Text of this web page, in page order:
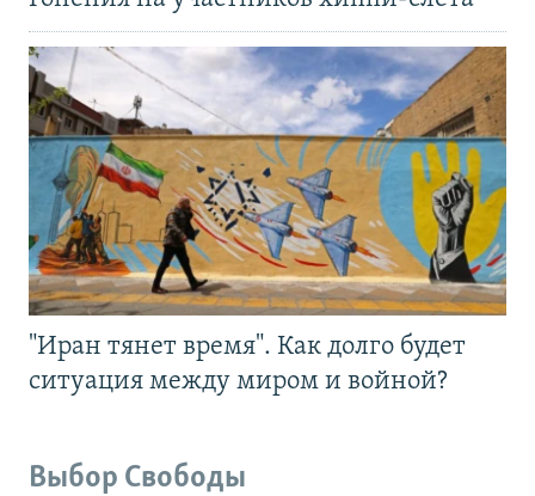
"Иран тянет время". Как долго будет
ситуация между миром и войной?
Выбор Свободы